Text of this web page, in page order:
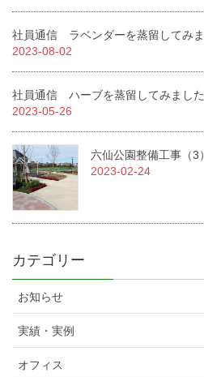
社員通信 ラベンダーを蒸留してみ
2023-08-02
社員通信 ハーブを蒸留してみました
2023-05-26
六仙公園整備工事（3）
2023-02-24
カテゴリー
お知らせ
実績・実例
オフィス